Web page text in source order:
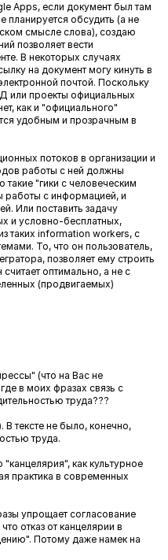
Apps, если документ был там
обсудить (а не
смысле слова), создаю
позволяет вести
В некоторых случаях
на документ могу кинуть в
почтой. Поскольку
или проекты официальных
как и "официального"
удобным и прозрачным в
потоков в организации и
работы с ней должны
"гики с человеческим
работы с информацией, и
Или поставить задачу
и условно-бесплатных,
таких information workers, с
То, что он пользователь,
позволяет ему строить
оптимально, а не с
(продвигаемых)
(что на Вас не
в моих фразах связь с
труда???
В тексте не было, конечно,
труда.
как культурное
практика в современных
упрощает согласование
отказ от канцелярии в
Потому даже намек на